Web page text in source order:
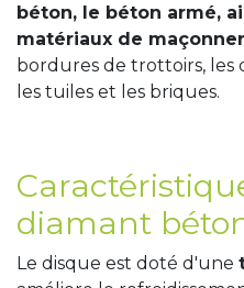
béton, le béton armé,
matériaux de
bordures de trottoirs, les
les tuiles et les briques.
diamant
Le disque est doté d'une